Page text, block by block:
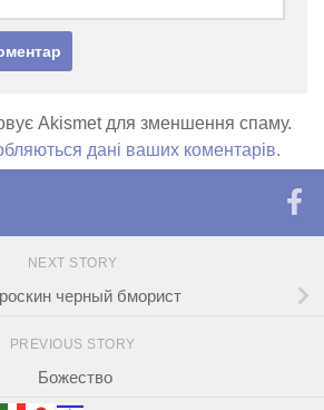
Akismet для зменшення спаму.
дані ваших коментарів.
NEXT STORY
черный бморист
PREVIOUS STORY
Божество